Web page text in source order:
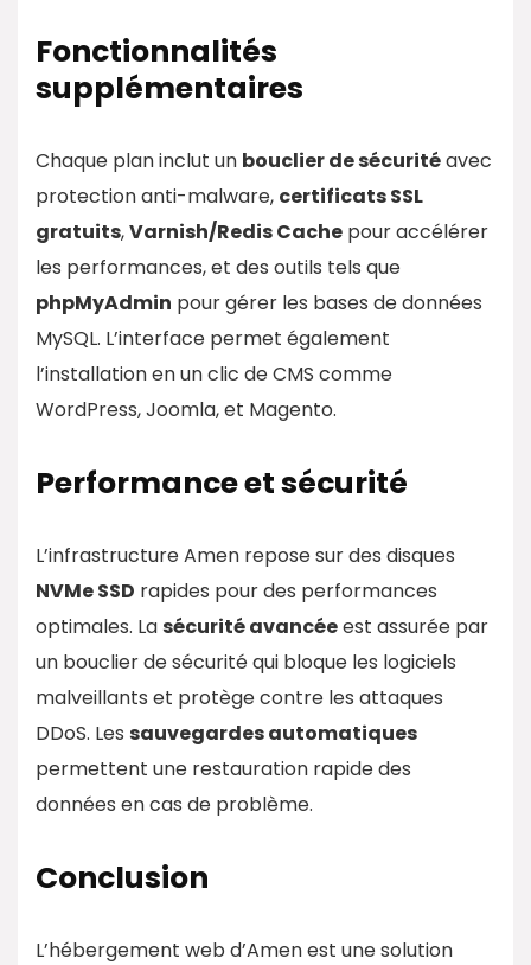
Fonctionnalités
supplémentaires
Chaque plan inclut un bouclier de sécuritéavec
protection anti-malware, certificats SSL
gratuits,Varnish/Redis Cache pour accélérer
les performances, et des outils tels que
phpMyAdmin pour gérer les bases de données
MySQL. L’interface permet également
l’installation en un clic de CMS comme
WordPress, Joomla, et Magento.
Performance et sécurité
L’infrastructure Amen repose sur des disques
NVMe SSD rapides pour des performances
optimales. Lasécurité avancéeest assurée par
un bouclier de sécurité qui bloque les logiciels
malveillants et protège contre les attaques
DDoS. Les sauvegardes automatiques
permettent une restauration rapide des
données en cas de problème.
Conclusion
L’hébergement web d’Amen est une solution